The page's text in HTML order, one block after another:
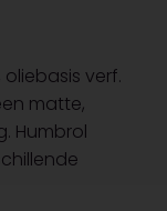
verf.
matte,
Humbrol